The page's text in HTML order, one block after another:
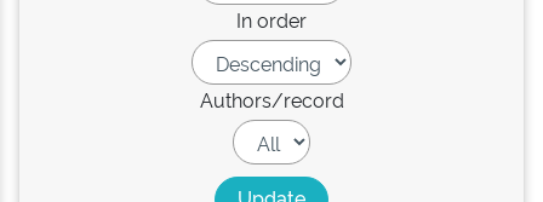
In order
Authors/record